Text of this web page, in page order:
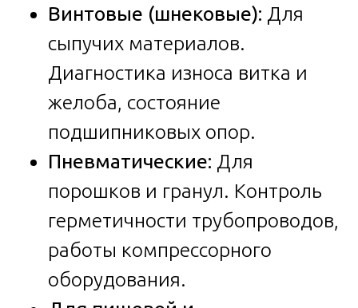
Винтовые (шнековые): Для
сыпучих материалов.
Диагностика износа витка и
желоба, состояние
подшипниковых опор.
Пневматические: Для
порошков и гранул. Контроль
герметичности трубопроводов,
работы компрессорного
оборудования.